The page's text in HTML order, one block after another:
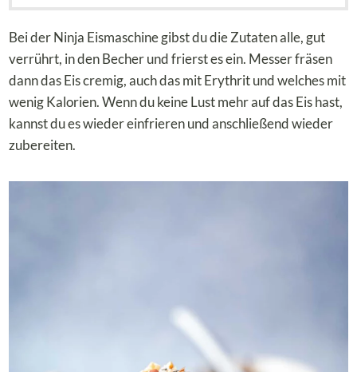
Bei der Ninja Eismaschine gibst du die Zutaten alle, gut
verrührt, in den Becher und frierst es ein. Messer fräsen
dann das Eis cremig, auch das mit Erythrit und welches mit
wenig Kalorien. Wenn du keine Lust mehr auf das Eis hast,
kannst du es wieder einfrieren und anschließend wieder
zubereiten.